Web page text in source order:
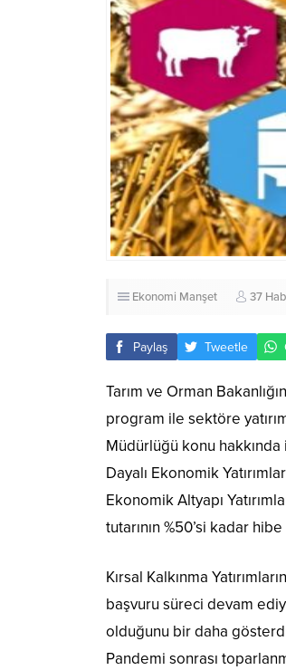
Ekonomi Manşet 37
Paylaş Tweetle
Tarım ve Orman
program ile sektöre
Müdürlüğü konu hakkında
Dayalı Ekonomik
Ekonomik Altyapı
tutarının %50’si kadar
Kırsal Kalkınma
başvuru süreci devam
olduğunu bir daha
Pandemi sonrası